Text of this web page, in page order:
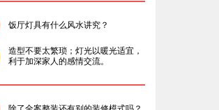
饭厅灯具有什么风水讲究？
造型不要太繁琐；灯光以暖光适宜，
利于加深家人的感情交流。